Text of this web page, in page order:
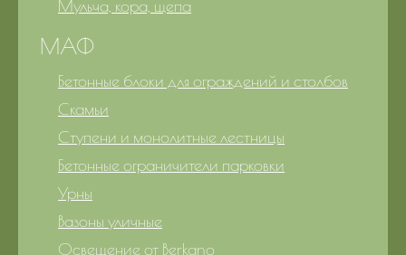
Мульча, кора, щепа
МАФ
Бетонные блоки для ограждений и столбов
Скамьи
Ступени и монолитные лестницы
Бетонные ограничители парковки
Урны
Вазоны уличные
Освещение от Berkano